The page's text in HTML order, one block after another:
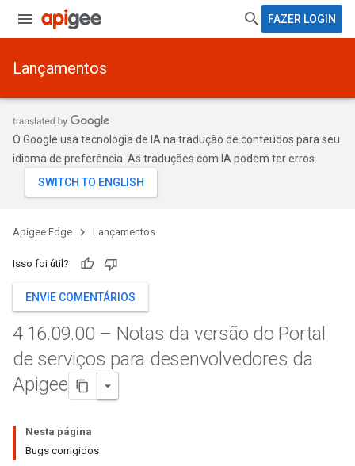
FAZER LOGIN
Lançamentos
O Google usa tecnologia de IA na tradução de conteúdos para seu
idioma de preferência. As traduções com IA podem ter erros.
Apigee Edge Lançamentos
Isso foi útil?
ENVIE COMENTÁRIOS
4.16.09.00 – Notas da versão do Portal
de serviços para desenvolvedores da
Apigee
Nesta página
Bugs corrigidos